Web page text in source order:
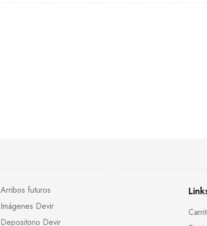
Arribos futuros
Imágenes Devir
Depositorio Devir